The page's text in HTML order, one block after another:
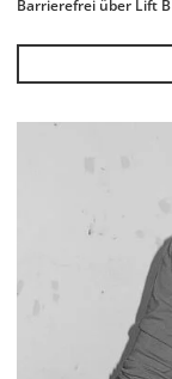
Barrierefrei über Lift B